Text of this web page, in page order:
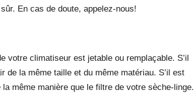
En cas de doute, appelez-nous!
votre climatiseur est jetable ou remplaçable. S’il
la même taille et du même matériau. S’il est
même manière que le filtre de votre sèche-linge.